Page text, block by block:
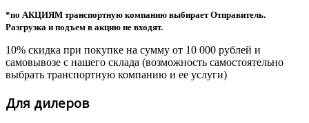
*по АКЦИЯМ транспортную компанию выбирает Отправитель.
Разгрузка и подъем в акцию не входят.
10% скидка при покупке на сумму от 10 000 рублей и
самовывозе с нашего склада (возможность самостоятельно
выбрать транспортную компанию и ее услуги)
Для дилеров